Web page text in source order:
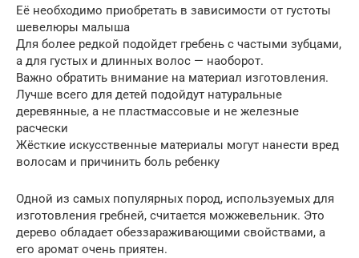
Её необходимо приобретать в зависимости от густоты
шевелюры малыша
Для более редкой подойдет гребень с частыми зубцами,
а для густых и длинных волос — наоборот.
Важно обратить внимание на материал изготовления.
Лучше всего для детей подойдут натуральные
деревянные, а не пластмассовые и не железные
расчески
Жёсткие искусственные материалы могут нанести вред
волосам и причинить боль ребенку
Одной из самых популярных пород, используемых для
изготовления гребней, считается можжевельник. Это
дерево обладает обеззараживающими свойствами, а
его аромат очень приятен.